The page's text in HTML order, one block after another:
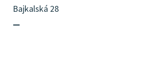
Bajkalská 28
—